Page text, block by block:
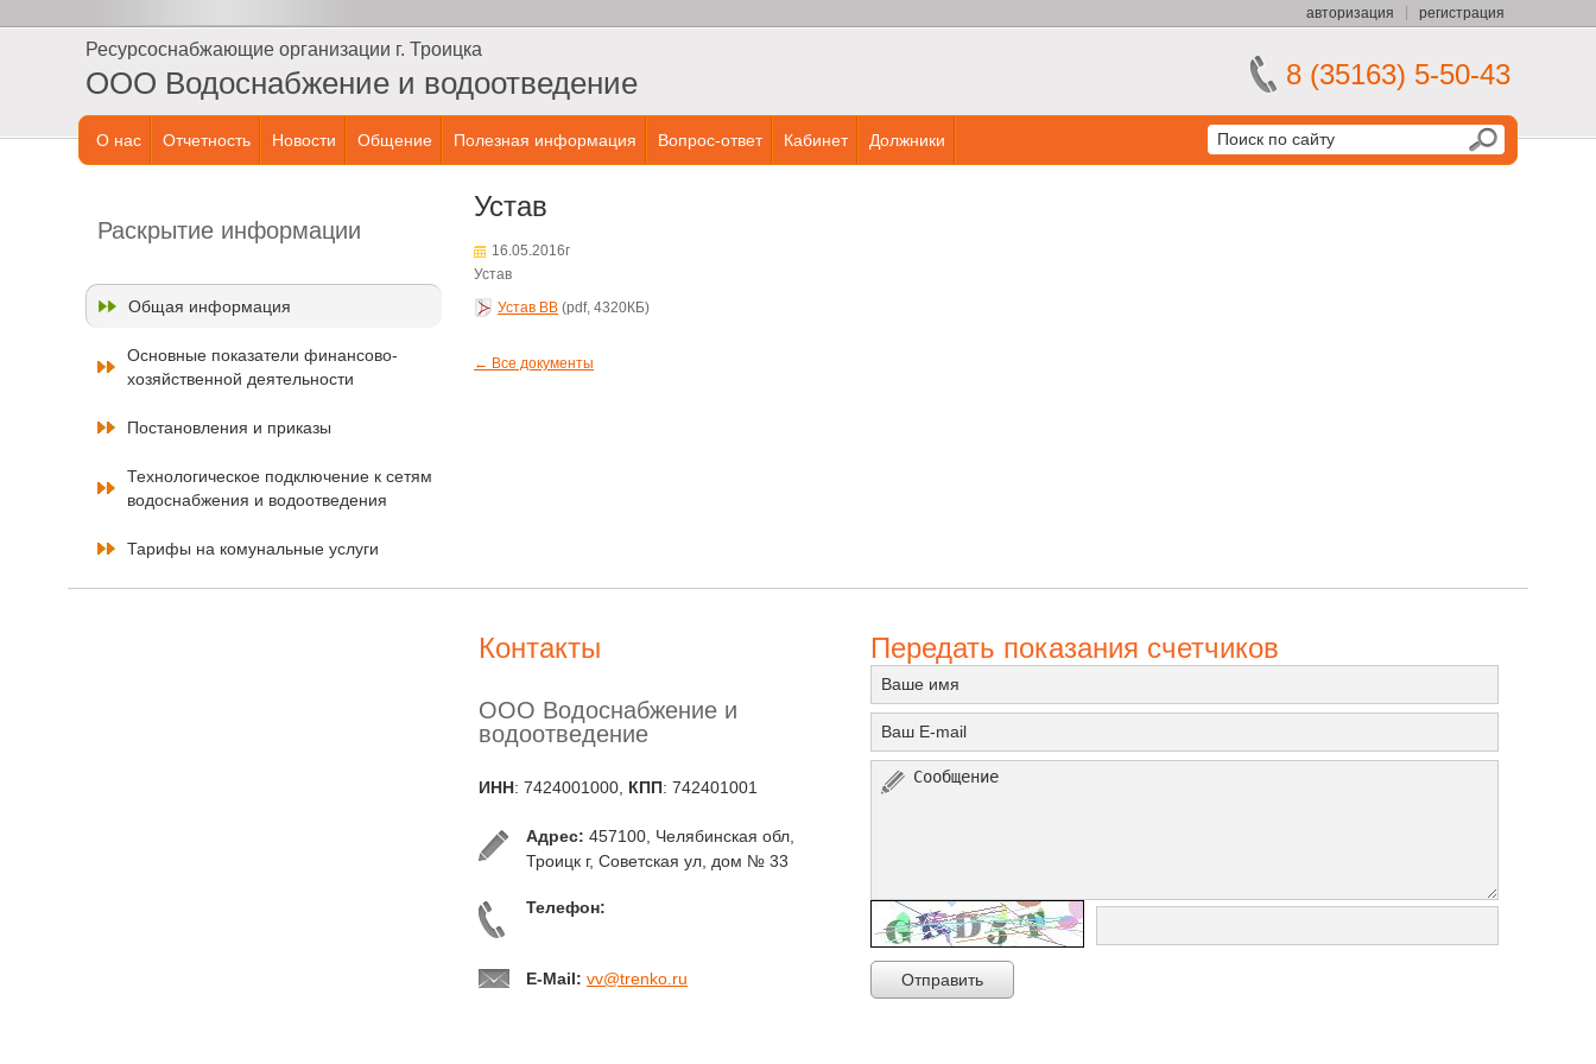
авторизация регистрация
Ресурсоснабжающие организации г. Троицка
ООО Водоснабжение и водоотведение 8 (35163) 5-50-43
О нас Отчетность Новости Общение Полезная информация Вопрос-ответ Кабинет Должники
Раскрытие информации
Общая информация
Основные показатели финансово-
хозяйственной деятельности
Постановления и приказы
Технологическое подключение к сетям
водоснабжения и водоотведения
Тарифы на комунальные услуги
Устав
16.05.2016г
Устав
Устав ВВ (pdf, 4320КБ)
← Все документы
Контакты
ООО Водоснабжение и
водоотведение
ИНН: 7424001000, КПП: 742401001
Адрес: 457100, Челябинская обл,
Троицк г, Советская ул, дом № 33
Телефон:
E-Mail: vv@trenko.ru
Передать показания счетчиков
Отправить